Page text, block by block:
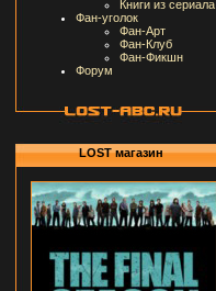
Книги из сериала
Фан-уголок
Фан-Арт
Фан-Клуб
Фан-Фикшн
Форум
LOST магазин